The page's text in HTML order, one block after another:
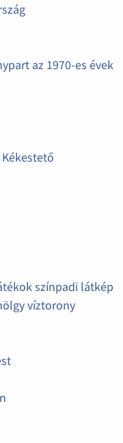
az 1970-es évek
színpadi látkép
víztorony